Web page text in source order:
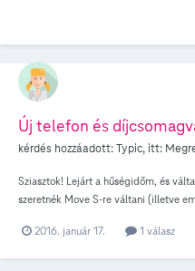
Új telefon és
kérdés hozzáadott:Typic, itt:
Sziasztok! Lejárt a hűségidőm, és
szeretnék Move S-re váltani (illetve
lehetőségként. Chates tippre
2016. január 17. 1 válasz